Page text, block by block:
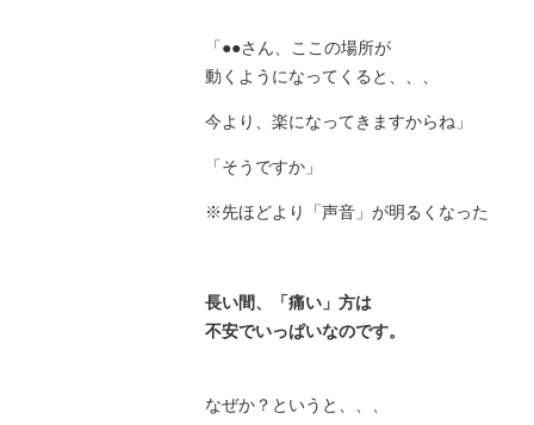
「●●さん、ここの場所が
動くようになってくると、、、
今より、楽になってきますからね」
「そうですか」
※先ほどより「声音」が明るくなった
長い間、「痛い」方は
不安でいっぱいなのです。
なぜか？というと、、、